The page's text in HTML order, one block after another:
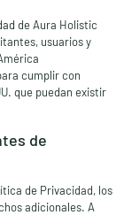
de Aura Holistic
usuarios y
cumplir con
que puedan existir
de
de Privacidad, los
adicionales. A